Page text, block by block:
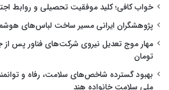
خواب کافی؛ کلید موفقیت تحصیلی و روابط
پژوهشگران ایرانی مسیر ساخت لباس‌های
تومان
بهبود گسترده شاخص‌های سلامت، رفاه و
ملی سلامت خانواده هند